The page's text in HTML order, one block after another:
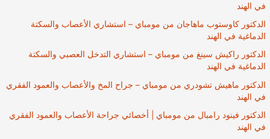
في الهند
الدكتور كاوستوب ماهاجان من مومباي – استشاري الأعصاب والسكتة
الدماغية في الهند
الدكتور راكيش سينغ من مومباي – استشاري التدخل العصبي والسكتة
الدماغية في الهند
الدكتور ماهيش تشودري من مومباي – جراح المخ والأعصاب والعمود الفقري
في الهند
الدكتور فينود رامبال من مومباي | أخصائي جراحة الأعصاب والعمود الفقري
في الهند